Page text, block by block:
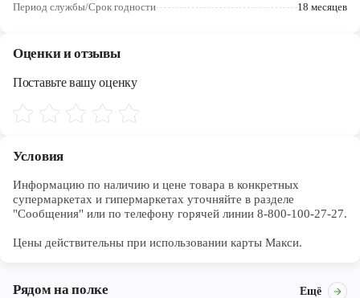
Период службы/Срок годности 18 месяцев
Оценки и отзывы
Поставьте вашу оценку
Условия
Информацию по наличию и цене товара в конкретных
супермаркетах и гипермаркетах уточняйте в разделе
"Сообщения" или по телефону горячей линии 8-800-100-27-27.
Цены действительны при использовании карты Макси.
Рядом на полке Ещё